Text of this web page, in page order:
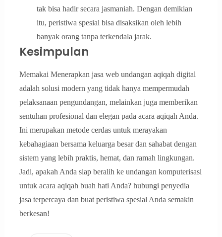
tak bisa hadir secara jasmaniah. Dengan demikian
itu, peristiwa spesial bisa disaksikan oleh lebih
banyak orang tanpa terkendala jarak.
Kesimpulan
Memakai Menerapkan jasa web undangan aqiqah digital
adalah solusi modern yang tidak hanya mempermudah
pelaksanaan pengundangan, melainkan juga memberikan
sentuhan profesional dan elegan pada acara aqiqah Anda.
Ini merupakan metode cerdas untuk merayakan
kebahagiaan bersama keluarga besar dan sahabat dengan
sistem yang lebih praktis, hemat, dan ramah lingkungan.
Jadi, apakah Anda siap beralih ke undangan komputerisasi
untuk acara aqiqah buah hati Anda? hubungi penyedia
jasa terpercaya dan buat peristiwa spesial Anda semakin
berkesan!